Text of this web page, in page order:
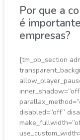
Por que a
é
empresas?
[tm_pb_section
disabled=”off”